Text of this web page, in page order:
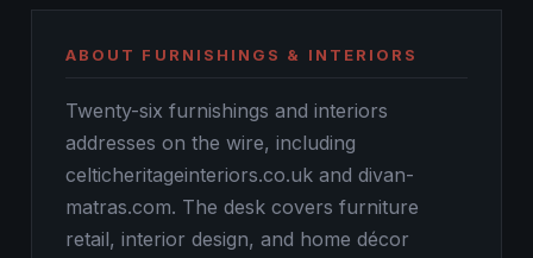
ABOUT FURNISHINGS & INTERIORS
Twenty-six furnishings and interiors
addresses on the wire, including
celticheritageinteriors.co.uk and divan-
matras.com. The desk covers furniture
retail, interior design, and home décor